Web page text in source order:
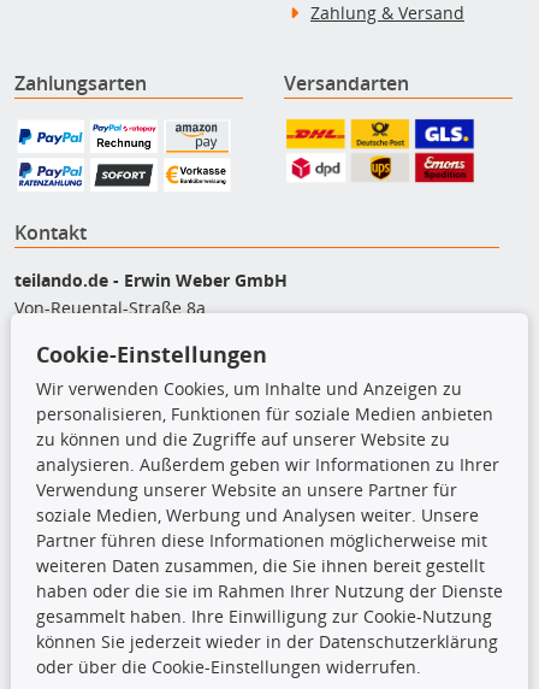
Zahlung & Versand
Zahlungsarten Versandarten
Kontakt
teilando.de - Erwin Weber GmbH
Von-Reuental-Straße 8a
+49 (0) 8165 / 5093200
shop@teilando.de
Top Produkte
Beleuchtung
Bremsbeläge
Bremsscheiben
Kupplungssatz
Querlenker
Radlager
Stoßdämpfer
Cookie-Einstellungen
Wir verwenden Cookies, um Inhalte und Anzeigen zu
personalisieren, Funktionen für soziale Medien anbieten
zu können und die Zugriffe auf unserer Website zu
analysieren. Außerdem geben wir Informationen zu Ihrer
Verwendung unserer Website an unsere Partner für
soziale Medien, Werbung und Analysen weiter. Unsere
Partner führen diese Informationen möglicherweise mit
weiteren Daten zusammen, die Sie ihnen bereit gestellt
haben oder die sie im Rahmen Ihrer Nutzung der Dienste
gesammelt haben. Ihre Einwilligung zur Cookie-Nutzung
können Sie jederzeit wieder in der Datenschutzerklärung
oder über die Cookie-Einstellungen widerrufen.